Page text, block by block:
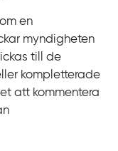
en
myndigheten
till de
kompletterade
att kommentera